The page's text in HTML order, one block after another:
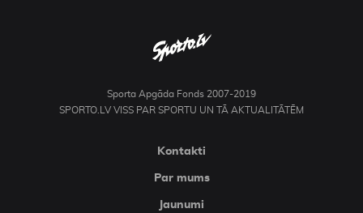
Sporta Apgāda Fonds 2007-2019
SPORTO.LV VISS PAR SPORTU UN TĀ AKTUALITĀTĒM
Kontakti
Par mums
Jaunumi